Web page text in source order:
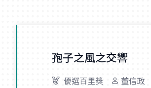
孢子之風之交響
優選百里獎 董信政